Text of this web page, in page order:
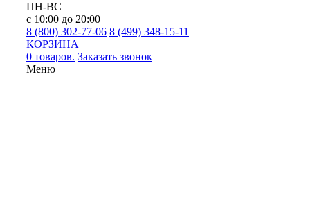
ПН-ВС
с 10:00 до 20:00
8 (800) 302-77-06 8 (499) 348-15-11
КОРЗИНА
0 товаров. Заказать звонок
Меню